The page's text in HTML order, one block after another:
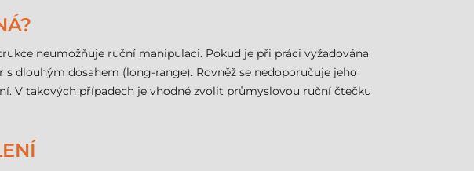
neumožňuje ruční manipulaci. Pokud je při práci vyžadována
dlouhým dosahem (long-range). Rovněž se nedoporučuje jeho
V takových případech je vhodné zvolit průmyslovou ruční čtečku